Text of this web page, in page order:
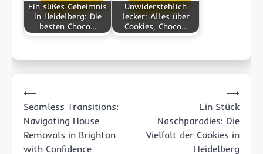
Ein süßes Geheimnis
in Heidelberg: Die
besten Choco…
Unwiderstehlich
lecker: Alles über
Cookies, Choco…
navigation
⟵
Seamless Transitions:
Navigating House
Removals in Brighton
with Confidence
Ein Stück
Naschparadies: Die
Vielfalt der Cookies in
Heidelberg
⟶